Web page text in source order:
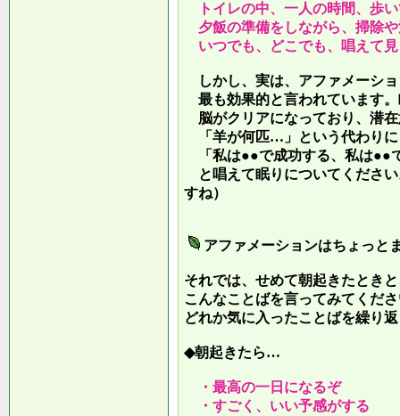
トイレの中、一人の時間、歩
夕飯の準備をしながら、掃除
いつでも、どこでも、唱えて
しかし、実は、アファメーシ
最も効果的と言われています
脳がクリアになっており、潜
「羊が何匹…」という代わりに
「私は●●で成功する、私は●●
と唱えて眠りについてくださ
すね）
アファメーションはちょっと
それでは、せめて朝起きたとき
こんなことばを言ってみてくだ
どれか気に入ったことばを繰り
◆朝起きたら…
・最高の一日になるぞ
・すごく、いい予感がする